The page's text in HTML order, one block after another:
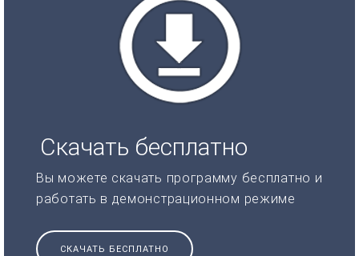
Скачать бесплатно
Вы можете скачать программу бесплатно и
работать в демонстрационном режиме
СКАЧАТЬ БЕСПЛАТНО